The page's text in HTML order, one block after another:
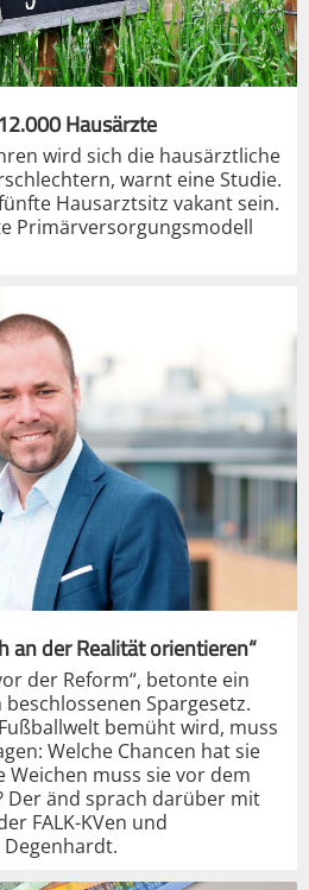
Hausärzte
wird sich die hausärztliche
warnt eine Studie.
Hausarztsitz vakant sein.
Primärversorgungsmodell
an der Realität orientieren“
der Reform“, betonte ein
Spargesetz.
bemüht wird, muss
Welche Chancen hat sie
Weichen muss sie vor dem
Der änd sprach darüber mit
FALK-KVen und